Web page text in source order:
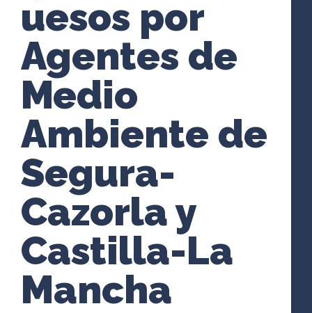
uesos por
Agentes de
Medio
Ambiente de
Segura-
Cazorla y
Castilla-La
Mancha